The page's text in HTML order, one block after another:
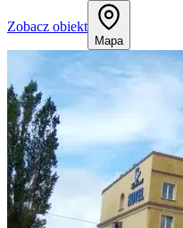
Zobacz obiekt
Mapa